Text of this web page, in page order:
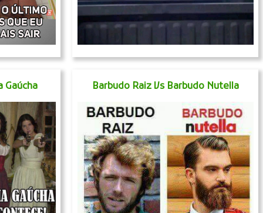
Gaúcha Barbudo Raiz Vs Barbudo Nutella